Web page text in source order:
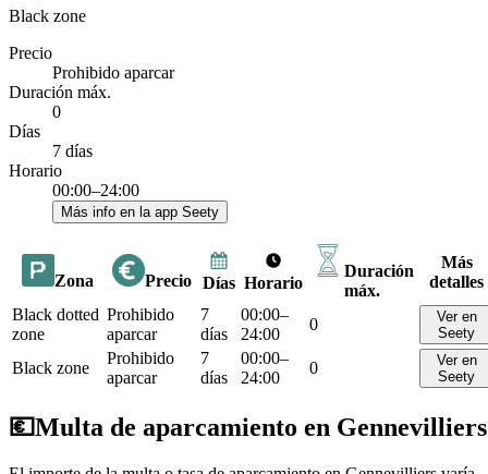
Black zone
Precio
Prohibido aparcar
Duración máx.
0
Días
7 días
Horario
00:00–24:00
Más info en la app Seety
Zona Precio Días Horario
Duración
máx.
Más
detalles
Black dotted
zone
Prohibido
aparcar
7
días
00:00–
24:00
0
Ver en
Seety
Black zone
Prohibido
aparcar
7
días
00:00–
24:00
0
Ver en
Seety
💶Multa de aparcamiento en Gennevilliers